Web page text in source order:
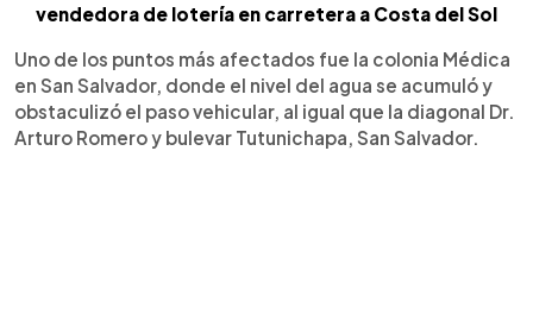
vendedora de lotería en carretera a Costa del Sol
Uno de los puntos más afectados fue la colonia Médica
en San Salvador, donde el nivel del agua se acumuló y
obstaculizó el paso vehicular, al igual que la diagonal Dr.
Arturo Romero y bulevar Tutunichapa, San Salvador.